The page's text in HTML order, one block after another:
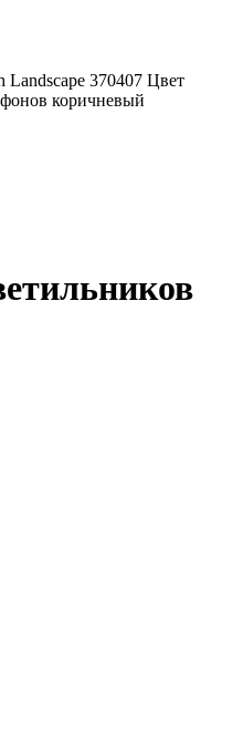
Landscape 370407 Цвет
коричневый